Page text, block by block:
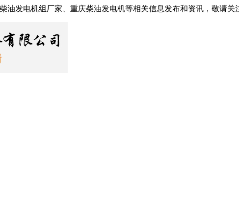
油发电机组厂家、重庆柴油发电机等相关信息发布和资讯，敬请关